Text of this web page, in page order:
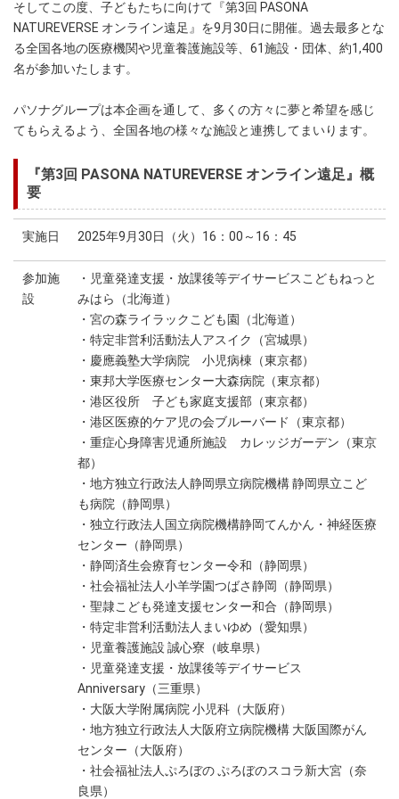
そしてこの度、子どもたちに向けて『第3回 PASONA
NATUREVERSE オンライン遠足』を9月30日に開催。過去最多とな
る全国各地の医療機関や児童養護施設等、61施設・団体、約1,400
名が参加いたします。
パソナグループは本企画を通して、多くの方々に夢と希望を感じ
てもらえるよう、全国各地の様々な施設と連携してまいります。
『第3回 PASONA NATUREVERSE オンライン遠足』概
要
実施日 2025年9月30日（火）16：00～16：45
参加施
設
・児童発達支援・放課後等デイサービスこどもねっと
みはら（北海道）
・宮の森ライラックこども園（北海道）
・特定非営利活動法人アスイク（宮城県）
・慶應義塾大学病院 小児病棟（東京都）
・東邦大学医療センター大森病院（東京都）
・港区役所 子ども家庭支援部（東京都）
・港区医療的ケア児の会ブルーバード（東京都）
・重症心身障害児通所施設 カレッジガーデン（東京
都）
・地方独立行政法人静岡県立病院機構 静岡県立こど
も病院（静岡県）
・独立行政法人国立病院機構静岡てんかん・神経医療
センター（静岡県）
・静岡済生会療育センター令和（静岡県）
・社会福祉法人小羊学園つばさ静岡（静岡県）
・聖隷こども発達支援センター和合（静岡県）
・特定非営利活動法人まいゆめ（愛知県）
・児童養護施設 誠心寮（岐阜県）
・児童発達支援・放課後等デイサービス
Anniversary（三重県）
・大阪大学附属病院 小児科（大阪府）
・地方独立行政法人大阪府立病院機構 大阪国際がん
センター（大阪府）
・社会福祉法人ぷろぼの ぷろぼのスコラ新大宮（奈
良県）